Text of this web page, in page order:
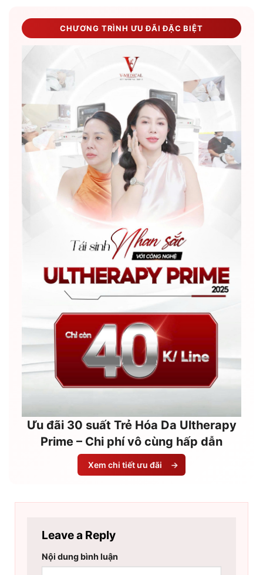
CHƯƠNG TRÌNH ƯU ĐÃI ĐẶC BIỆT
Ưu đãi 30 suất Trẻ Hóa Da Ultherapy
Prime – Chi phí vô cùng hấp dẫn
Xem chi tiết ưu đãi →
Leave a Reply
Nội dung bình luận